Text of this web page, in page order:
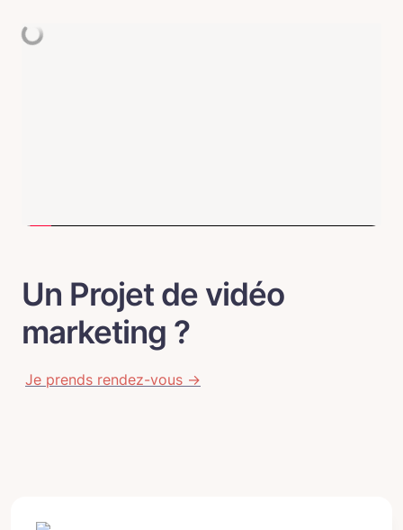
Un Projet de vidéo
marketing ?
Je prends rendez-vous →